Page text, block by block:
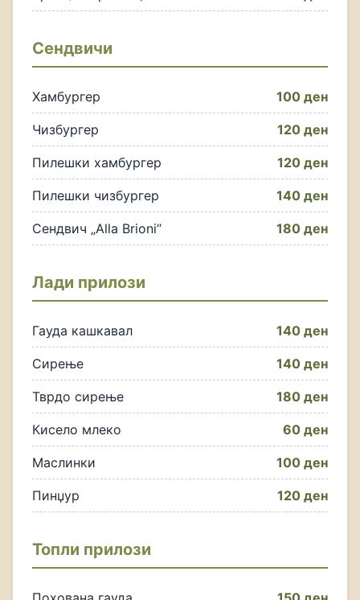
Сендвичи
Хамбургер 100 ден
Чизбургер 120 ден
Пилешки хамбургер 120 ден
Пилешки чизбургер 140 ден
Сендвич „Alla Brioni“ 180 ден
Лади прилози
Гауда кашкавал 140 ден
Сирење 140 ден
Тврдо сирење 180 ден
Кисело млеко 60 ден
Маслинки 100 ден
Пинџур 120 ден
Топли прилози